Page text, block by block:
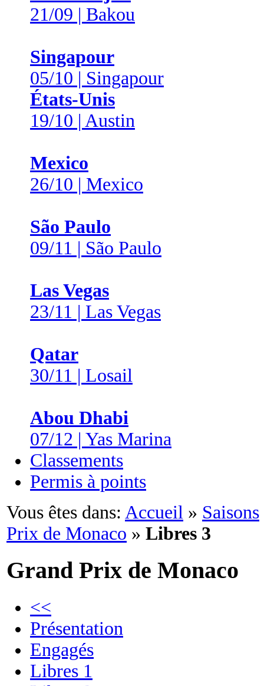
21/09 | Bakou
Singapour
05/10 | Singapour
États-Unis
19/10 | Austin
Mexico
26/10 | Mexico
São Paulo
09/11 | São Paulo
Las Vegas
23/11 | Las Vegas
Qatar
30/11 | Losail
Abou Dhabi
07/12 | Yas Marina
Classements
Permis à points
Vous êtes dans: Accueil » Saisons
Prix de Monaco » Libres 3
Grand Prix de Monaco
<<
Présentation
Engagés
Libres 1